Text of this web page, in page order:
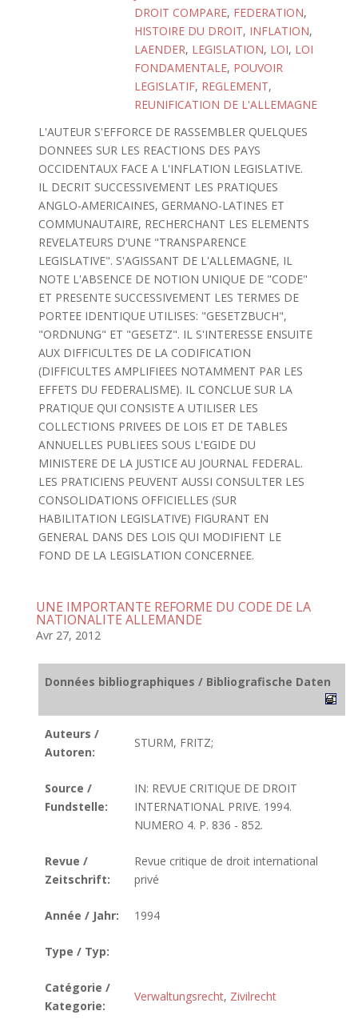
DROIT COMPARE, FEDERATION,
HISTOIRE DU DROIT, INFLATION,
LAENDER, LEGISLATION, LOI, LOI
FONDAMENTALE, POUVOIR
LEGISLATIF, REGLEMENT,
REUNIFICATION DE L'ALLEMAGNE
L'AUTEUR S'EFFORCE DE RASSEMBLER QUELQUES
DONNEES SUR LES REACTIONS DES PAYS
OCCIDENTAUX FACE A L'INFLATION LEGISLATIVE.
IL DECRIT SUCCESSIVEMENT LES PRATIQUES
ANGLO-AMERICAINES, GERMANO-LATINES ET
COMMUNAUTAIRE, RECHERCHANT LES ELEMENTS
REVELATEURS D'UNE "TRANSPARENCE
LEGISLATIVE". S'AGISSANT DE L'ALLEMAGNE, IL
NOTE L'ABSENCE DE NOTION UNIQUE DE "CODE"
ET PRESENTE SUCCESSIVEMENT LES TERMES DE
PORTEE IDENTIQUE UTILISES: "GESETZBUCH",
"ORDNUNG" ET "GESETZ". IL S'INTERESSE ENSUITE
AUX DIFFICULTES DE LA CODIFICATION
(DIFFICULTES AMPLIFIEES NOTAMMENT PAR LES
EFFETS DU FEDERALISME). IL CONCLUE SUR LA
PRATIQUE QUI CONSISTE A UTILISER LES
COLLECTIONS PRIVEES DE LOIS ET DE TABLES
ANNUELLES PUBLIEES SOUS L'EGIDE DU
MINISTERE DE LA JUSTICE AU JOURNAL FEDERAL.
LES PRATICIENS PEUVENT AUSSI CONSULTER LES
CONSOLIDATIONS OFFICIELLES (SUR
HABILITATION LEGISLATIVE) FIGURANT EN
GENERAL DANS DES LOIS QUI MODIFIENT LE
FOND DE LA LEGISLATION CONCERNEE.
UNE IMPORTANTE REFORME DU CODE DE LA
NATIONALITE ALLEMANDE
Avr 27, 2012
Données bibliographiques / Bibliografische Daten
Auteurs /
Autoren:
STURM, FRITZ;
Source /
Fundstelle:
IN: REVUE CRITIQUE DE DROIT
INTERNATIONAL PRIVE. 1994.
NUMERO 4. P. 836 - 852.
Revue /
Zeitschrift:
Revue critique de droit international
privé
Année / Jahr: 1994
Type / Typ:
Catégorie /
Kategorie:
Verwaltungsrecht, Zivilrecht